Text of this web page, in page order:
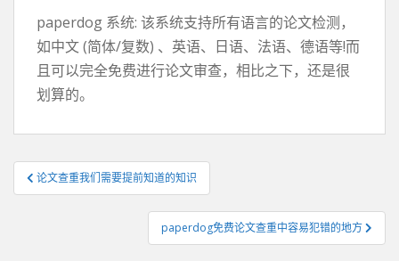
paperdog 系统: 该系统支持所有语言的论文检测，
如中文 (简体/复数) 、英语、日语、法语、德语等!而
且可以完全免费进行论文审查，相比之下，还是很
划算的。
文
章
论文查重我们需要提前知道的知识
paperdog免费论文查重中容易犯错的地方